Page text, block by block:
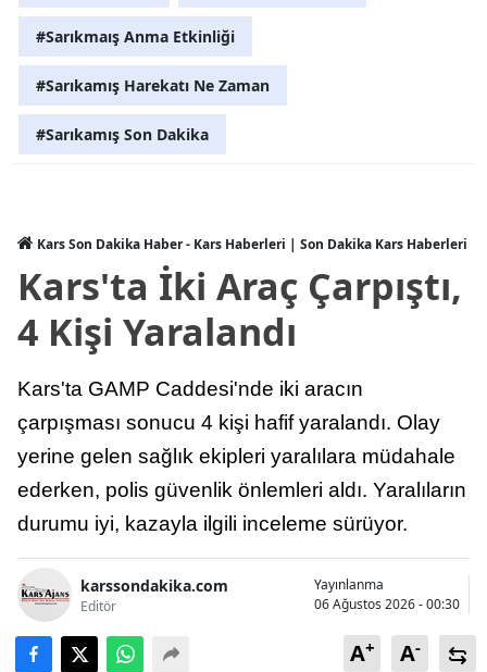
#Sarıkmaış Anma Etkinliği
#Sarıkamış Harekatı Ne Zaman
#Sarıkamış Son Dakika
Kars Son Dakika Haber - Kars Haberleri | Son Dakika Kars Haberleri
Kars'ta İki Araç Çarpıştı,
4 Kişi Yaralandı
Kars'ta GAMP Caddesi'nde iki aracın
çarpışması sonucu 4 kişi hafif yaralandı. Olay
yerine gelen sağlık ekipleri yaralılara müdahale
ederken, polis güvenlik önlemleri aldı. Yaralıların
durumu iyi, kazayla ilgili inceleme sürüyor.
karssondakika.com
Editör
Yayınlanma
06 Ağustos 2026 - 00:30
A+ A-